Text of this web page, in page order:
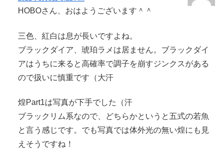
HOBOさん、おはようございます＾＾
三色、紅白は息が長いですよね。
ブラックダイア、琥珀ラメは居ません。ブラックダイ
アはうちに来ると高確率で調子を崩すジンクスがある
ので扱いに慎重です（大汗
煌Part1は写真が下手でした（汗
ブラックリム系なので、どちらかというと五式の若魚
と言う感じです。でも写真では体外光の無い煌にも見
えそうですね！